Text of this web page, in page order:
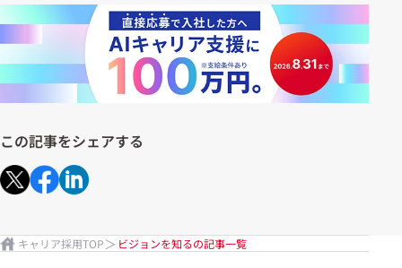
この記事をシェアする
キャリア採用TOP ビジョンを知るの記事一覧